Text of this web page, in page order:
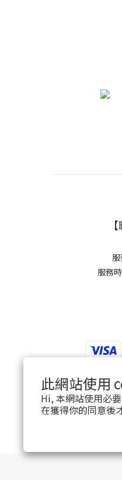
此網站使用
Hi, 本網站使用必
在獲得你的同意後
服務
$TWD